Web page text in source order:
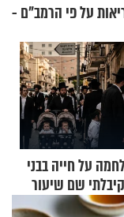
על פי הרמב"ם -
על חייה בבני
שם שיעור